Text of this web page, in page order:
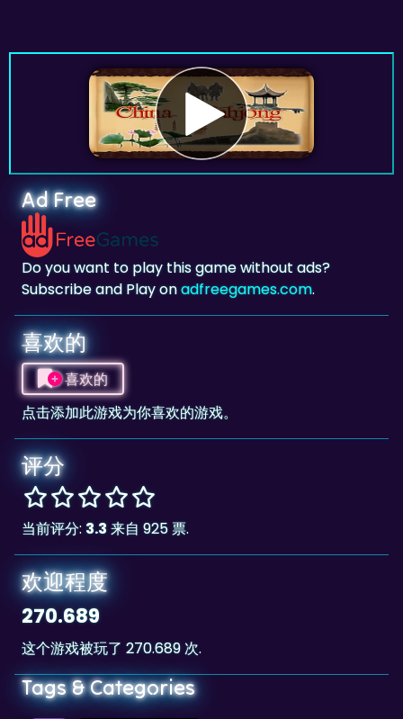
Ad Free
Do you want to play this game without ads?
Subscribe and Play onadfreegames.com.
喜欢的
喜欢的
点击添加此游戏为你喜欢的游戏。
评分
当前评分: 3.3来自 925 票.
欢迎程度
270.689
这个游戏被玩了 270.689 次.
Tags & Categories